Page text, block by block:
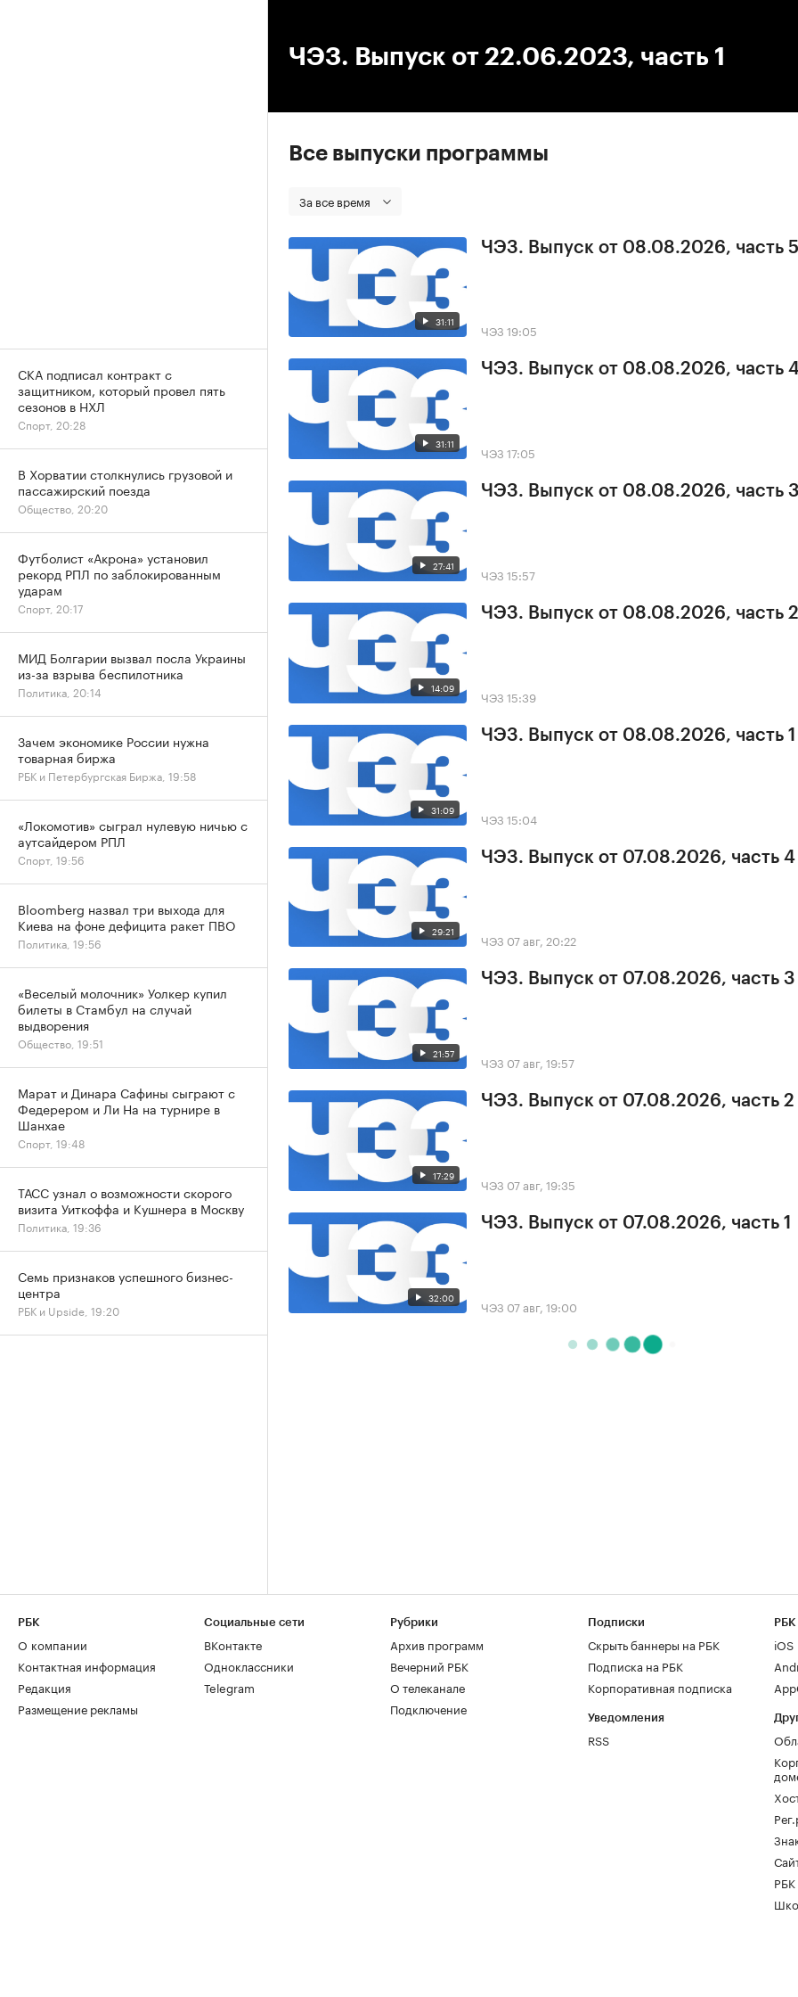
ЧЭЗ. Выпуск от 22.06.2023, часть 1
Все выпуски программы
За все время
31:11
ЧЭЗ. Выпуск от 08.08.2026, часть 5
ЧЭЗ 19:05
31:11
ЧЭЗ. Выпуск от 08.08.2026, часть
ЧЭЗ 17:05
27:41
ЧЭЗ. Выпуск от 08.08.2026, часть
ЧЭЗ 15:57
14:09
ЧЭЗ. Выпуск от 08.08.2026, часть 2
ЧЭЗ 15:39
31:09
ЧЭЗ. Выпуск от 08.08.2026, часть 1
ЧЭЗ 15:04
29:21
ЧЭЗ. Выпуск от 07.08.2026, часть 4
ЧЭЗ 07 авг, 20:22
21:57
ЧЭЗ. Выпуск от 07.08.2026, часть 3
ЧЭЗ 07 авг, 19:57
17:29
ЧЭЗ. Выпуск от 07.08.2026, часть 2
ЧЭЗ 07 авг, 19:35
32:00
ЧЭЗ. Выпуск от 07.08.2026, часть 1
ЧЭЗ 07 авг, 19:00
СКА подписал контракт с
защитником, который провел пять
сезонов в НХЛ
Спорт, 20:28
В Хорватии столкнулись грузовой и
пассажирский поезда
Общество, 20:20
Футболист «Акрона» установил
рекорд РПЛ по заблокированным
ударам
Спорт, 20:17
МИД Болгарии вызвал посла Украины
из-за взрыва беспилотника
Политика, 20:14
Зачем экономике России нужна
товарная биржа
РБК и Петербургская Биржа, 19:58
«Локомотив» сыграл нулевую ничью с
аутсайдером РПЛ
Спорт, 19:56
Bloomberg назвал три выхода для
Киева на фоне дефицита ракет ПВО
Политика, 19:56
«Веселый молочник» Уолкер купил
билеты в Стамбул на случай
выдворения
Общество, 19:51
Марат и Динара Сафины сыграют с
Федерером и Ли На на турнире в
Шанхае
Спорт, 19:48
ТАСС узнал о возможности скорого
визита Уиткоффа и Кушнера в Москву
Политика, 19:36
Семь признаков успешного бизнес-
центра
РБК и Upside, 19:20
РБК
О компании
Контактная информация
Редакция
Размещение рекламы
Социальные сети
ВКонтакте
Одноклассники
Telegram
Рубрики
Архив программ
Вечерний РБК
О телеканале
Подключение
Подписки
Скрыть баннеры на РБК
Подписка на РБК
Корпоративная подписка
Уведомления
RSS
РБК
iOS